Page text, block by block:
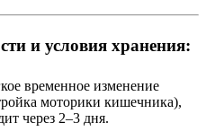
и условия хранения:
временное изменение
моторики кишечника),
через 2–3 дня.